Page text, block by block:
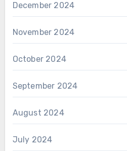
December 2024
November 2024
October 2024
September 2024
August 2024
July 2024